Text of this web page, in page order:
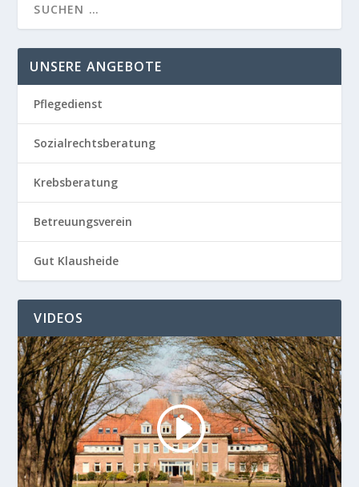
UNSERE ANGEBOTE
Pflegedienst
Sozialrechtsberatung
Krebsberatung
Betreuungsverein
Gut Klausheide
VIDEOS